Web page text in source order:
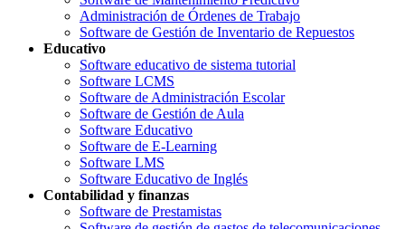
Administración de Órdenes de Trabajo
Software de Gestión de Inventario de Repuestos
Educativo
Software educativo de sistema tutorial
Software LCMS
Software de Administración Escolar
Software de Gestión de Aula
Software Educativo
Software de E-Learning
Software LMS
Software Educativo de Inglés
Contabilidad y finanzas
Software de Prestamistas